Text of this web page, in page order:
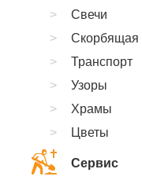
Свечи
Скорбящая
Транспорт
Узоры
Храмы
Цветы
Сервис